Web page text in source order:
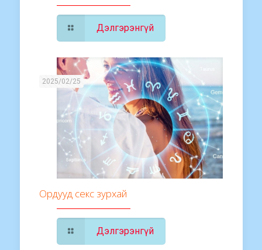
Дэлгэрэнгүй
2025/02/25
Ордууд секс зурхай
Дэлгэрэнгүй